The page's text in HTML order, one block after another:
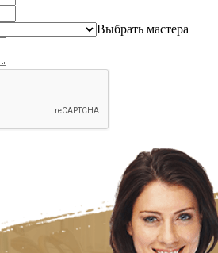
Выбрать мастера